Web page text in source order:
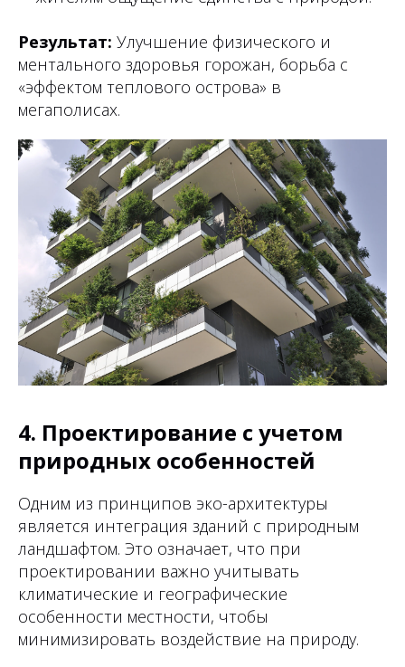
Результат: Улучшение физического и
ментального здоровья горожан, борьба с
«эффектом теплового острова» в
мегаполисах.
4. Проектирование с учетом
природных особенностей
Одним из принципов эко-архитектуры
является интеграция зданий с природным
ландшафтом. Это означает, что при
проектировании важно учитывать
климатические и географические
особенности местности, чтобы
минимизировать воздействие на природу.